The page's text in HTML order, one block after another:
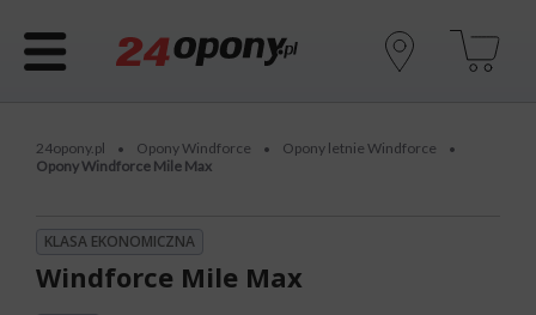
24opony.pl • Opony Windforce • Opony letnie Windforce •
Opony Windforce Mile Max
KLASA EKONOMICZNA
Windforce Mile Max